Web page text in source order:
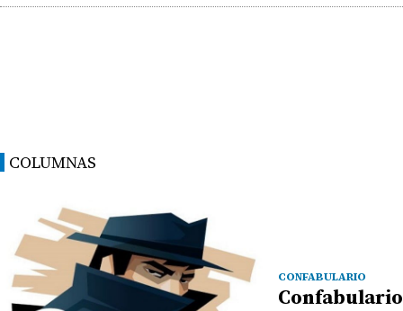
COLUMNAS
CONFABULARIO
Confabulario